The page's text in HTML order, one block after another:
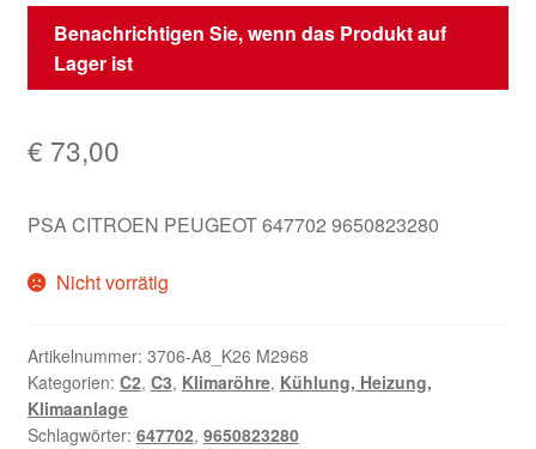
Benachrichtigen Sie, wenn das Produkt auf
Lager ist
€ 73,00
PSA CITROEN PEUGEOT 647702 9650823280
Nicht vorrätig
Artikelnummer: 3706-A8_K26 M2968
Kategorien: C2, C3, Klimaröhre, Kühlung, Heizung,
Klimaanlage
Schlagwörter: 647702, 9650823280